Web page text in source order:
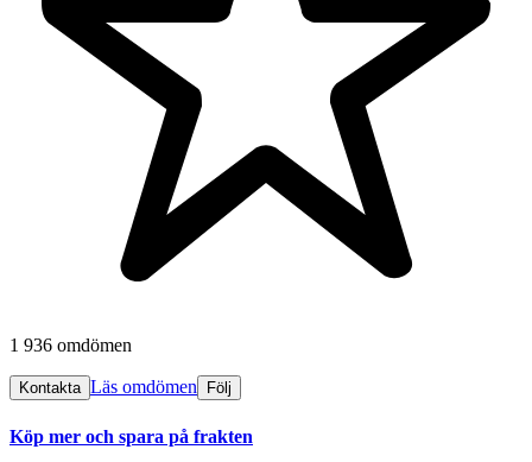
1 936 omdömen
Kontakta Läs omdömen Följ
Köp mer och spara på frakten